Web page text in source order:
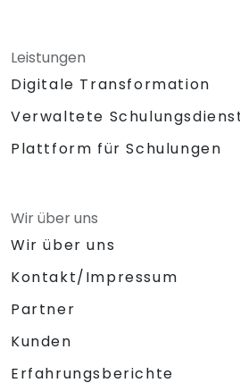
Leistungen
Digitale Transformation
Verwaltete
Plattform für Schulungen
Wir über uns
Wir über uns
Kontakt/Impressum
Partner
Kunden
Erfahrungsberichte